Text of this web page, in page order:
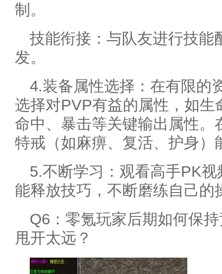
制。
技能衔接：与队友进行技能
发。
4.装备属性选择：在有限的
选择对PVP有益的属性，如
命中、暴击等关键输出属性。
特戒（如麻痹、复活、护身）
5.不断学习：观看高手PK
能释放技巧，不断磨练自己的
Q6：零氪玩家后期如何保
甩开太远？